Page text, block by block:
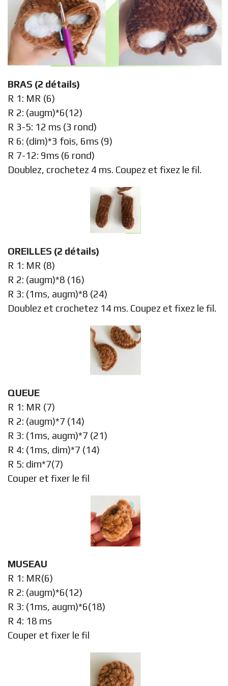
BRAS (2 détails)
R 1: MR (6)
R 2: (augm)*6(12)
R 3-5: 12 ms (3 rond)
R 6: (dim)*3 fois, 6ms (9)
R 7-12: 9ms (6 rond)
Doublez, crochetez 4 ms. Coupez et fixez le fil.
OREILLES (2 détails)
R 1: MR (8)
R 2: (augm)*8 (16)
R 3: (1ms, augm)*8 (24)
Doublez et crochetez 14 ms. Coupez et fixez le fil.
QUEUE
R 1: MR (7)
R 2: (augm)*7 (14)
R 3: (1ms, augm)*7 (21)
R 4: (1ms, dim)*7 (14)
R 5: dim*7(7)
Couper et fixer le fil
MUSEAU
R 1: MR(6)
R 2: (augm)*6(12)
R 3: (1ms, augm)*6(18)
R 4: 18 ms
Couper et fixer le fil